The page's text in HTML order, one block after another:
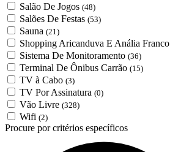
Salão De Jogos (48)
Salões De Festas (53)
Sauna (21)
Shopping Aricanduva E Anália Franco
Sistema De Monitoramento (36)
Terminal De Ônibus Carrão (15)
TV à Cabo (3)
TV Por Assinatura (0)
Vão Livre (328)
Wifi (2)
Procure por critérios específicos